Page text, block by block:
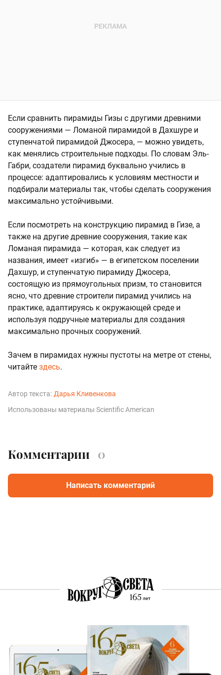
Если сравнить пирамиды Гизы с другими древними
сооружениями — Ломаной пирамидой в Дахшуре и
ступенчатой пирамидой Джосера, — можно увидеть,
как менялись строительные подходы. По словам Эль-
Габри, создатели пирамид буквально учились в
процессе: адаптировались к условиям местности и
подбирали материалы так, чтобы сделать сооружения
максимально устойчивыми.
Если посмотреть на конструкцию пирамид в Гизе, а
также на другие древние сооружения, такие как
Ломаная пирамида — которая, как следует из
названия, имеет «изгиб» — в египетском поселении
Дахшур, и ступенчатую пирамиду Джосера,
состоящую из прямоугольных призм, то становится
ясно, что древние строители пирамид учились на
практике, адаптируясь к окружающей среде и
используя подручные материалы для создания
максимально прочных сооружений.
Зачем в пирамидах нужны пустоты на метре от стены,
читайте здесь.
Автор текста: Дарья Кливенкова
Использованы материалы Scientific American
Комментарии 0
Написать комментарий